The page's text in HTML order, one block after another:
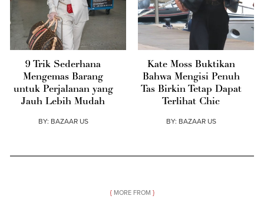
9 Trik Sederhana
Mengemas Barang
untuk Perjalanan yang
Jauh Lebih Mudah
BY: BAZAAR US
Kate Moss Buktikan
Bahwa Mengisi Penuh
Tas Birkin Tetap Dapat
Terlihat Chic
BY: BAZAAR US
MORE FROM